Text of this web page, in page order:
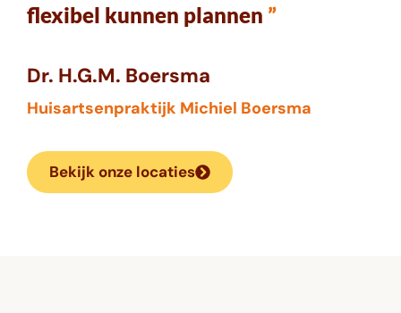
flexibel kunnen plannen ”
Dr. H.G.M. Boersma
Huisartsenpraktijk Michiel Boersma
Bekijk onze locaties